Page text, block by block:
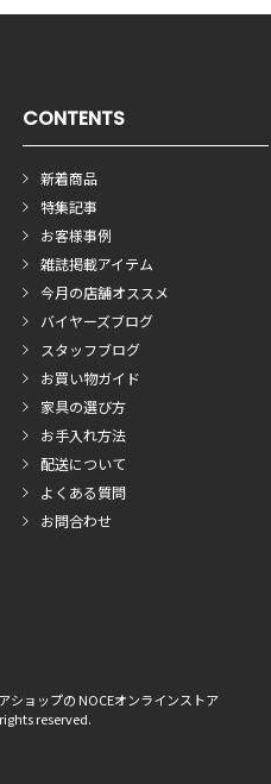
CONTENTS
新着商品
特集記事
お客様事例
雑誌掲載アイテム
今月の店舗オススメ
バイヤーズブログ
スタッフブログ
お買い物ガイド
家具の選び方
お手入れ方法
配送について
よくある質問
お問合わせ
ショップの NOCEオンラインストア
reserved.